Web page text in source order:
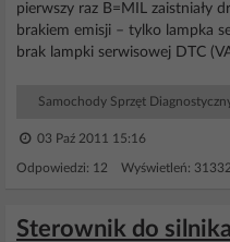
pierwszy raz B=MIL zaistniały
brakiem emisji – tylko lampka
brak lampki serwisowej DTC
Samochody Sprzęt
03 Paź 2011 15:16
Odpowiedzi: 12 Wyświetleń: 31332
Sterownik do